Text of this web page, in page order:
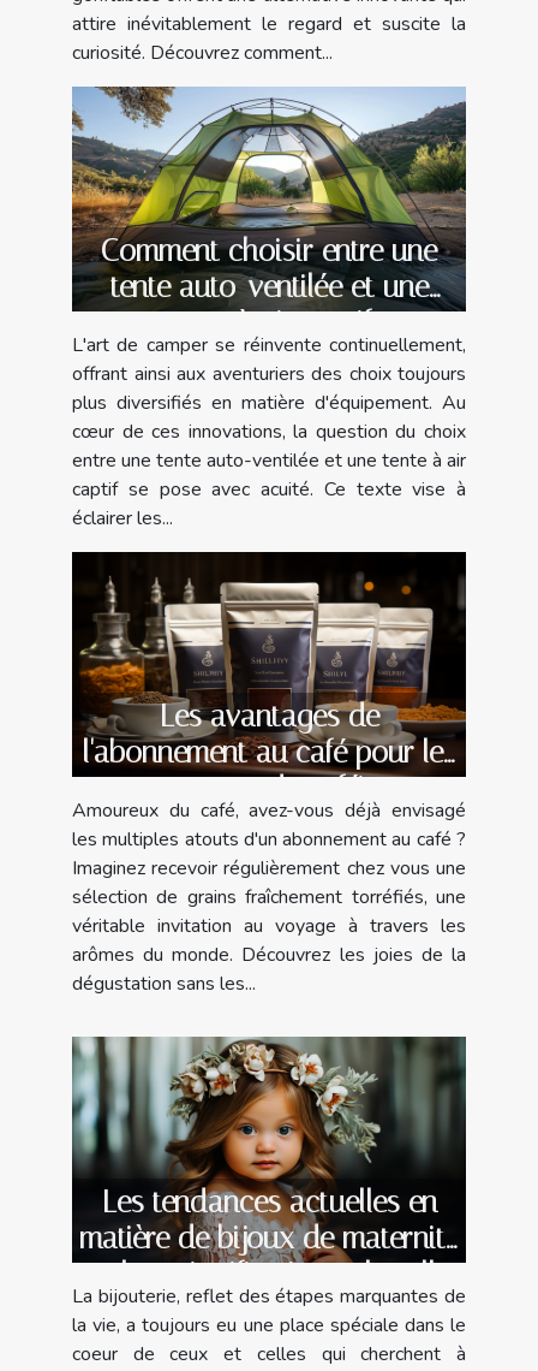
attire inévitablement le regard et suscite la
curiosité. Découvrez comment...
Comment choisir entre une
tente auto-ventilée et une
tente à air captif
L'art de camper se réinvente continuellement,
offrant ainsi aux aventuriers des choix toujours
plus diversifiés en matière d'équipement. Au
cœur de ces innovations, la question du choix
entre une tente auto-ventilée et une tente à air
captif se pose avec acuité. Ce texte vise à
éclairer les...
Les avantages de
l'abonnement au café pour les
amateurs de caféine
Amoureux du café, avez-vous déjà envisagé
les multiples atouts d'un abonnement au café ?
Imaginez recevoir régulièrement chez vous une
sélection de grains fraîchement torréfiés, une
véritable invitation au voyage à travers les
arômes du monde. Découvrez les joies de la
dégustation sans les...
Les tendances actuelles en
matière de bijoux de maternité
et leur signification culturelle
La bijouterie, reflet des étapes marquantes de
la vie, a toujours eu une place spéciale dans le
coeur de ceux et celles qui cherchent à